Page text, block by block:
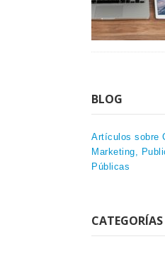
BLOG
Artículos sobre
Marketing,
Públicas
CATEGORÍAS